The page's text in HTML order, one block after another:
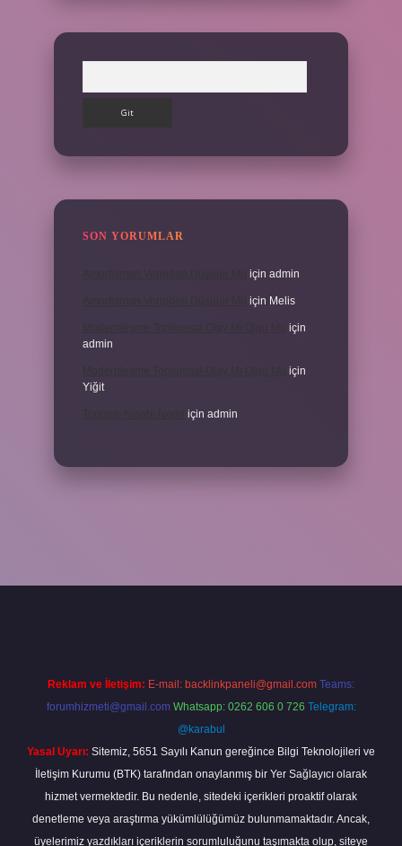
SON YORUMLAR
için admin
için Melis
için
admin
için
Yiğit
için admin
Reklam ve İletişim: E-mail: backlinkpaneli@gmail.com Teams:
forumhizmeti@gmail.com Whatsapp: 0262 606 0 726 Telegram:
@karabul
Yasal Uyarı: Sitemiz, 5651 Sayılı Kanun gereğince Bilgi Teknolojileri ve
İletişim Kurumu (BTK) tarafından onaylanmış bir Yer Sağlayıcı olarak
hizmet vermektedir. Bu nedenle, sitedeki içerikleri proaktif olarak
denetleme veya araştırma yükümlülüğümüz bulunmamaktadır. Ancak,
üyelerimiz yazdıkları içeriklerin sorumluluğunu taşımakta olup, siteye